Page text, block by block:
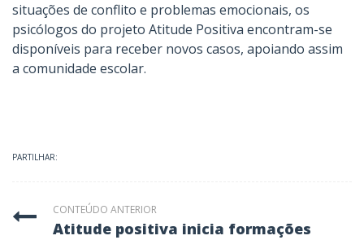
situações de conflito e problemas emocionais, os
psicólogos do projeto Atitude Positiva encontram-se
disponíveis para receber novos casos, apoiando assim
a comunidade escolar.
PARTILHAR:
CONTEÚDO ANTERIOR
atitude positiva inicia formações